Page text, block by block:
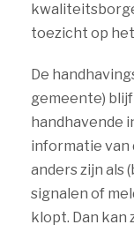
toezicht op
De
gemeente)
handhavende
informatie van
anders zijn als
signalen of
klopt. Dan kan